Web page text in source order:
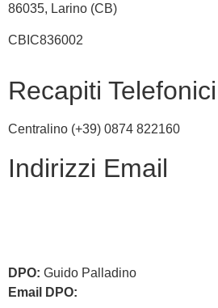
86035, Larino (CB)
CBIC836002
Recapiti Telefonici
Centralino (+39) 0874 822160
Indirizzi Email
DPO: Guido Palladino
Email DPO: